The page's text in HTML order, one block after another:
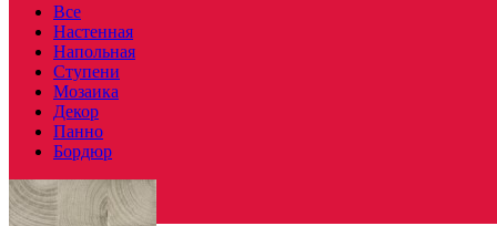
Все
Настенная
Напольная
Ступени
Мозаика
Декор
Панно
Бордюр